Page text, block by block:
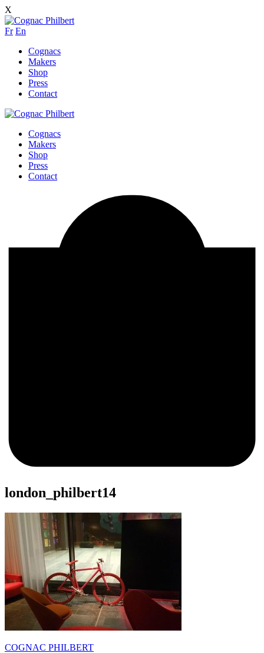
X
Fr En
Cognacs
Makers
Shop
Press
Contact
Cognacs
Makers
Shop
Press
Contact
london_philbert14
COGNAC PHILBERT